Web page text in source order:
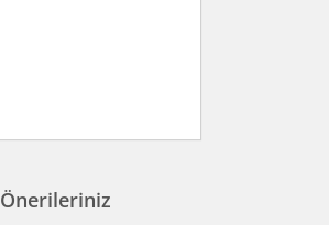
Önerileriniz